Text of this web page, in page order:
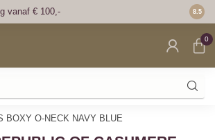
vanaf € 100,- Voor
8.5
0
BOXY O-NECK NAVY BLUE